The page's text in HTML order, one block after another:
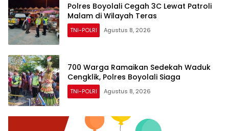
Polres Boyolali Cegah 3C Lewat Patroli
Malam di Wilayah Teras
TNI-POLRI Agustus 8, 2026
700 Warga Ramaikan Sedekah Waduk
Cengklik, Polres Boyolali Siaga
TNI-POLRI Agustus 8, 2026